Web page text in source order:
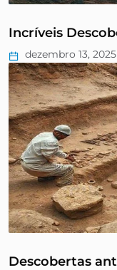
Incríveis
dezembro 13, 2025
Descobertas